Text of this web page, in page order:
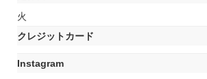
火
クレジットカード
Instagram